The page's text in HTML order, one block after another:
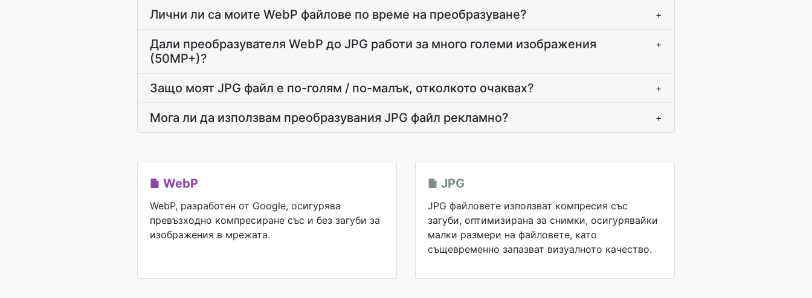
Лични ли са моите WebP файлове по време на преобразуване? +
Дали преобразувателя WebP до JPG работи за много големи изображения
(50MP+)?
+
Защо моят JPG файл е по-голям / по-малък, отколкото очаквах? +
Мога ли да използвам преобразувания JPG файл рекламно? +
WebP
WebP, разработен от Google, осигурява
превъзходно компресиране със и без загуби за
изображения в мрежата.
JPG
JPG файловете използват компресия със
загуби, оптимизирана за снимки, осигурявайки
малки размери на файловете, като
същевременно запазват визуалното качество.